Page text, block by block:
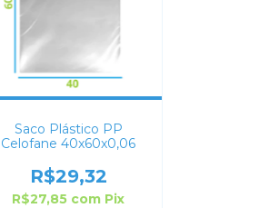
Saco Plástico PP
Celofane 40x60x0,06
R$29,32
R$27,85 com Pix